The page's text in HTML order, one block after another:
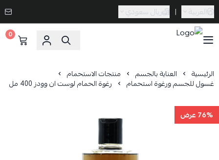
العربية | ريال سعودي
0
الرئيسية العناية بالجسم منتجات الاستحمام
غسول للجسم ورغوة استحمام رغوة الحمام لوست ان وودز 400 مل
76% عرض